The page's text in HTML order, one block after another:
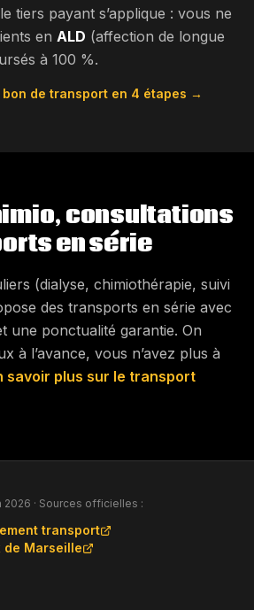
tiers payant s’applique : vous ne
en ALD (affection de longue
à 100 %.
bon de transport en 4 étapes →
consultations
en série
(dialyse, chimiothérapie, suivi
des transports en série avec
une ponctualité garantie. On
à l’avance, vous n’avez plus à
savoir plus sur le transport
2026 · Sources officielles :
transport
Marseille